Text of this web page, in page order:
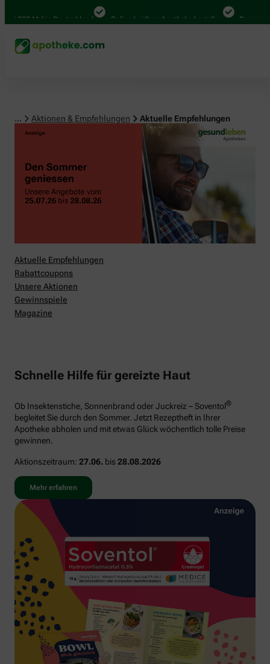
Mal in Deutschland Online bei Ihrer Apotheke bestellen Bequem
... Aktionen & Empfehlungen Aktuelle Empfehlungen
Aktuelle Empfehlungen
Rabattcoupons
Unsere Aktionen
Gewinnspiele
Magazine
Schnelle Hilfe für gereizte Haut
Ob Insektenstiche, Sonnenbrand oder Juckreiz – Soventol®
begleitet Sie durch den Sommer. Jetzt Rezeptheft in Ihrer
Apotheke abholen und mit etwas Glück wöchentlich tolle Preise
gewinnen.
Aktionszeitraum: 27.06. bis 28.08.2026
Mehr erfahren